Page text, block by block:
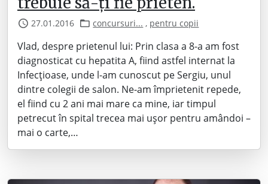
27.01.2016 concursuri... , pentru copii
Vlad, despre prietenul lui: Prin clasa a 8-a am fost
diagnosticat cu hepatita A, fiind astfel internat la
Infecţioase, unde l-am cunoscut pe Sergiu, unul
dintre colegii de salon. Ne-am împrietenit repede,
el fiind cu 2 ani mai mare ca mine, iar timpul
petrecut în spital trecea mai uşor pentru amândoi –
mai o carte,…